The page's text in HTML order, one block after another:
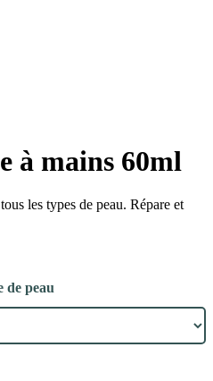
à mains 60ml
les types de peau. Répare et
de peau